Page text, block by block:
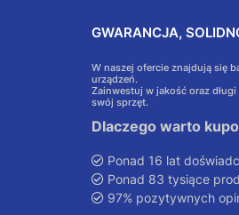
GWARANCJA,
W naszej ofercie znajdują się
urządzeń.
Zainwestuj w jakość oraz
swój sprzęt.
Dlaczego warto
Ponad 16 lat
Ponad 83 tysiące
97% pozytywnych